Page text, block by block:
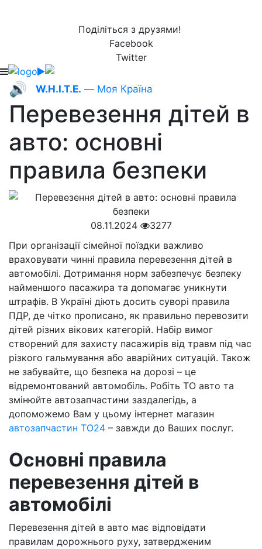
Поділіться з друзями!
Facebook
Twitter
🔊 W.H.I.T.E. — Моя Країна
Перевезення дітей в
авто: основні
правила безпеки
08.11.2024
3277
При організації сімейної поїздки важливо
враховувати чинні правила перевезення дітей в
автомобілі. Дотримання норм забезпечує безпеку
найменшого пасажира та допомагає уникнути
штрафів. В Україні діють досить суворі правила
ПДР, де чітко прописано, як правильно перевозити
дітей різних вікових категорій. Набір вимог
створений для захисту пасажирів від травм під час
різкого гальмування або аварійних ситуацій. Також
не забувайте, що безпека на дорозі – це
відремонтований автомобіль. Робіть ТО авто та
змінюйте автозапчастини заздалегідь, а
допоможемо Вам у цьому інтернет магазин
автозапчастин ТО24 – завжди до Ваших послуг.
Основні правила
перевезення дітей в
автомобілі
Перевезення дітей в авто має відповідати
правилам дорожнього руху, затвердженим